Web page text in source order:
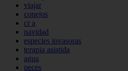
viajar
conejos
cr a
navidad
especies invasoras
terapia asistida
agua
peces